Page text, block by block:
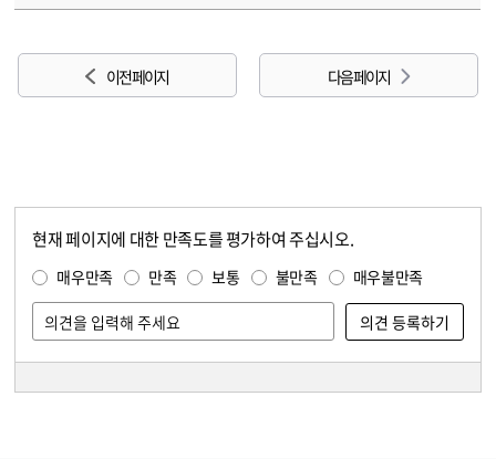
이전 페이지 다음 페이지
현재 페이지에 대한 만족도를 평가하여 주십시오.
매우만족 만족 보통 불만족 매우불만족